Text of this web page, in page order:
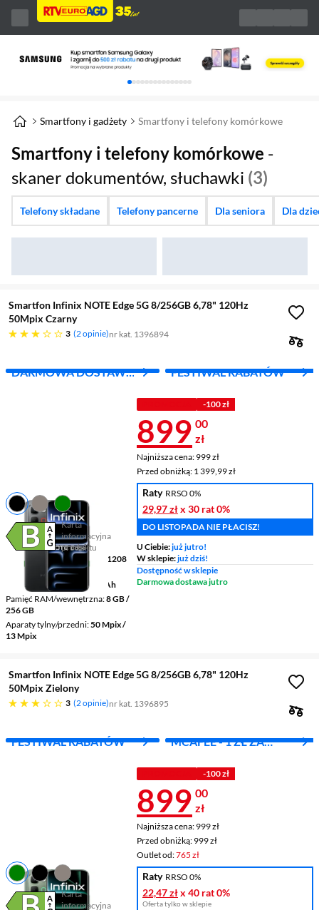
Karuzela z banerami, aktualny element 1 z
Smartfony i gadżety Smartfony i telefony komórkowe
Smartfony i telefony komórkowe -
skaner dokumentów, słuchawki (3)
Telefony składane Telefony pancerne Dla seniora Dla
Smartfon Infinix NOTE Edge 5G 8/256GB 6,78" 120Hz
50Mpix Czarny
3
trzy gwiazdki 2 opinie nr kat. 1396894
DARMOWA DOSTAWA
FESTIWAL RABATÓW
Karta
informacyjna
produktu
Plik w formacie pdf
(otworzy się w nowym oknie)
Wyświetlacz
6,78 " 2644 x 1208
pikseli AMOLED
Pojemność baterii
6150 mAh
Pamięć RAM/wewnętrzna 8 GB /
256 GB
Aparaty tylny/przedni 50 Mpix /
13 Mpix
-100 zł
Cena 899 zł
899 00
zł
Najniższa cena: 999 zł
Najniższa cena: 999 zł
Przed obniżką: 1 399,99 zł
Przed obniżką: 1 399,99 zł
Raty RRSO 0%
29,97 złx 30 rat0%
DO LISTOPADA NIE PŁACISZ!
U Ciebie:już jutro!
W sklepie:już dziś!
Dostępność w sklepie
Darmowa dostawa jutro
Smartfon Infinix NOTE Edge 5G 8/256GB 6,78" 120Hz
50Mpix Zielony
3
trzy gwiazdki 2 opinie nr kat. 1396895
FESTIWAL RABATÓW
MCAFEE - 1 ZŁ ZA
Karta
informacyjna
-100 zł
Cena 899 zł
899 00
zł
Najniższa cena: 999 zł
Najniższa cena: 999 zł
Przed obniżką: 999 zł
Przed obniżką: 999 zł
Outlet od:765 zł
Raty RRSO 0%
22,47 złx 40 rat0%
Oferta tylko w sklepie